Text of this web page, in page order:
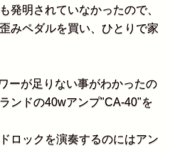
明されていなかったので、
みペダルを買い、ひとりで家
ーが足りない事がわかったの
ンドの40wアンプ"CA-40"を
ロックを演奏するのにはアン